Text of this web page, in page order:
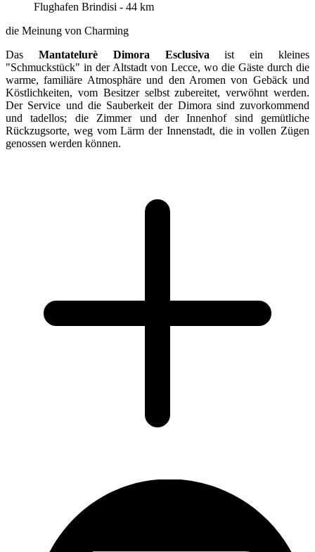
Flughafen Brindisi - 44 km
die Meinung von Charming
Das Mantatelurè Dimora Esclusiva
ist ein kleines
"Schmuckstück" in der Altstadt von Lecce, wo die Gäste durch die
warme, familiäre Atmosphäre und den Aromen von Gebäck und
Köstlichkeiten, vom Besitzer selbst zubereitet, verwöhnt werden.
Der Service und die Sauberkeit der Dimora sind zuvorkommend
und tadellos; die Zimmer und der Innenhof sind gemütliche
Rückzugsorte, weg vom Lärm der Innenstadt, die in vollen Zügen
genossen werden können.